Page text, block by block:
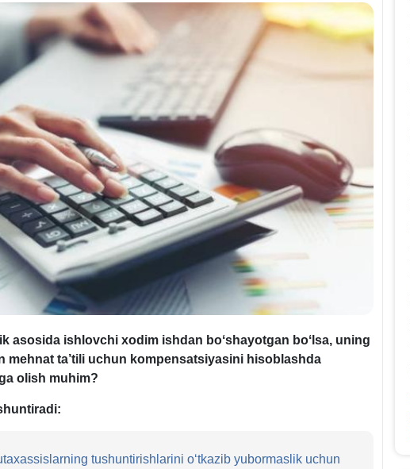
asosida ishlovchi хodim ishdan boʻshayotgan boʻlsa, uning
mehnat ta’tili uchun kompensatsiyasini hisoblashda
olish muhim?
tushuntirishlarini oʻtkazib yubormaslik uchun